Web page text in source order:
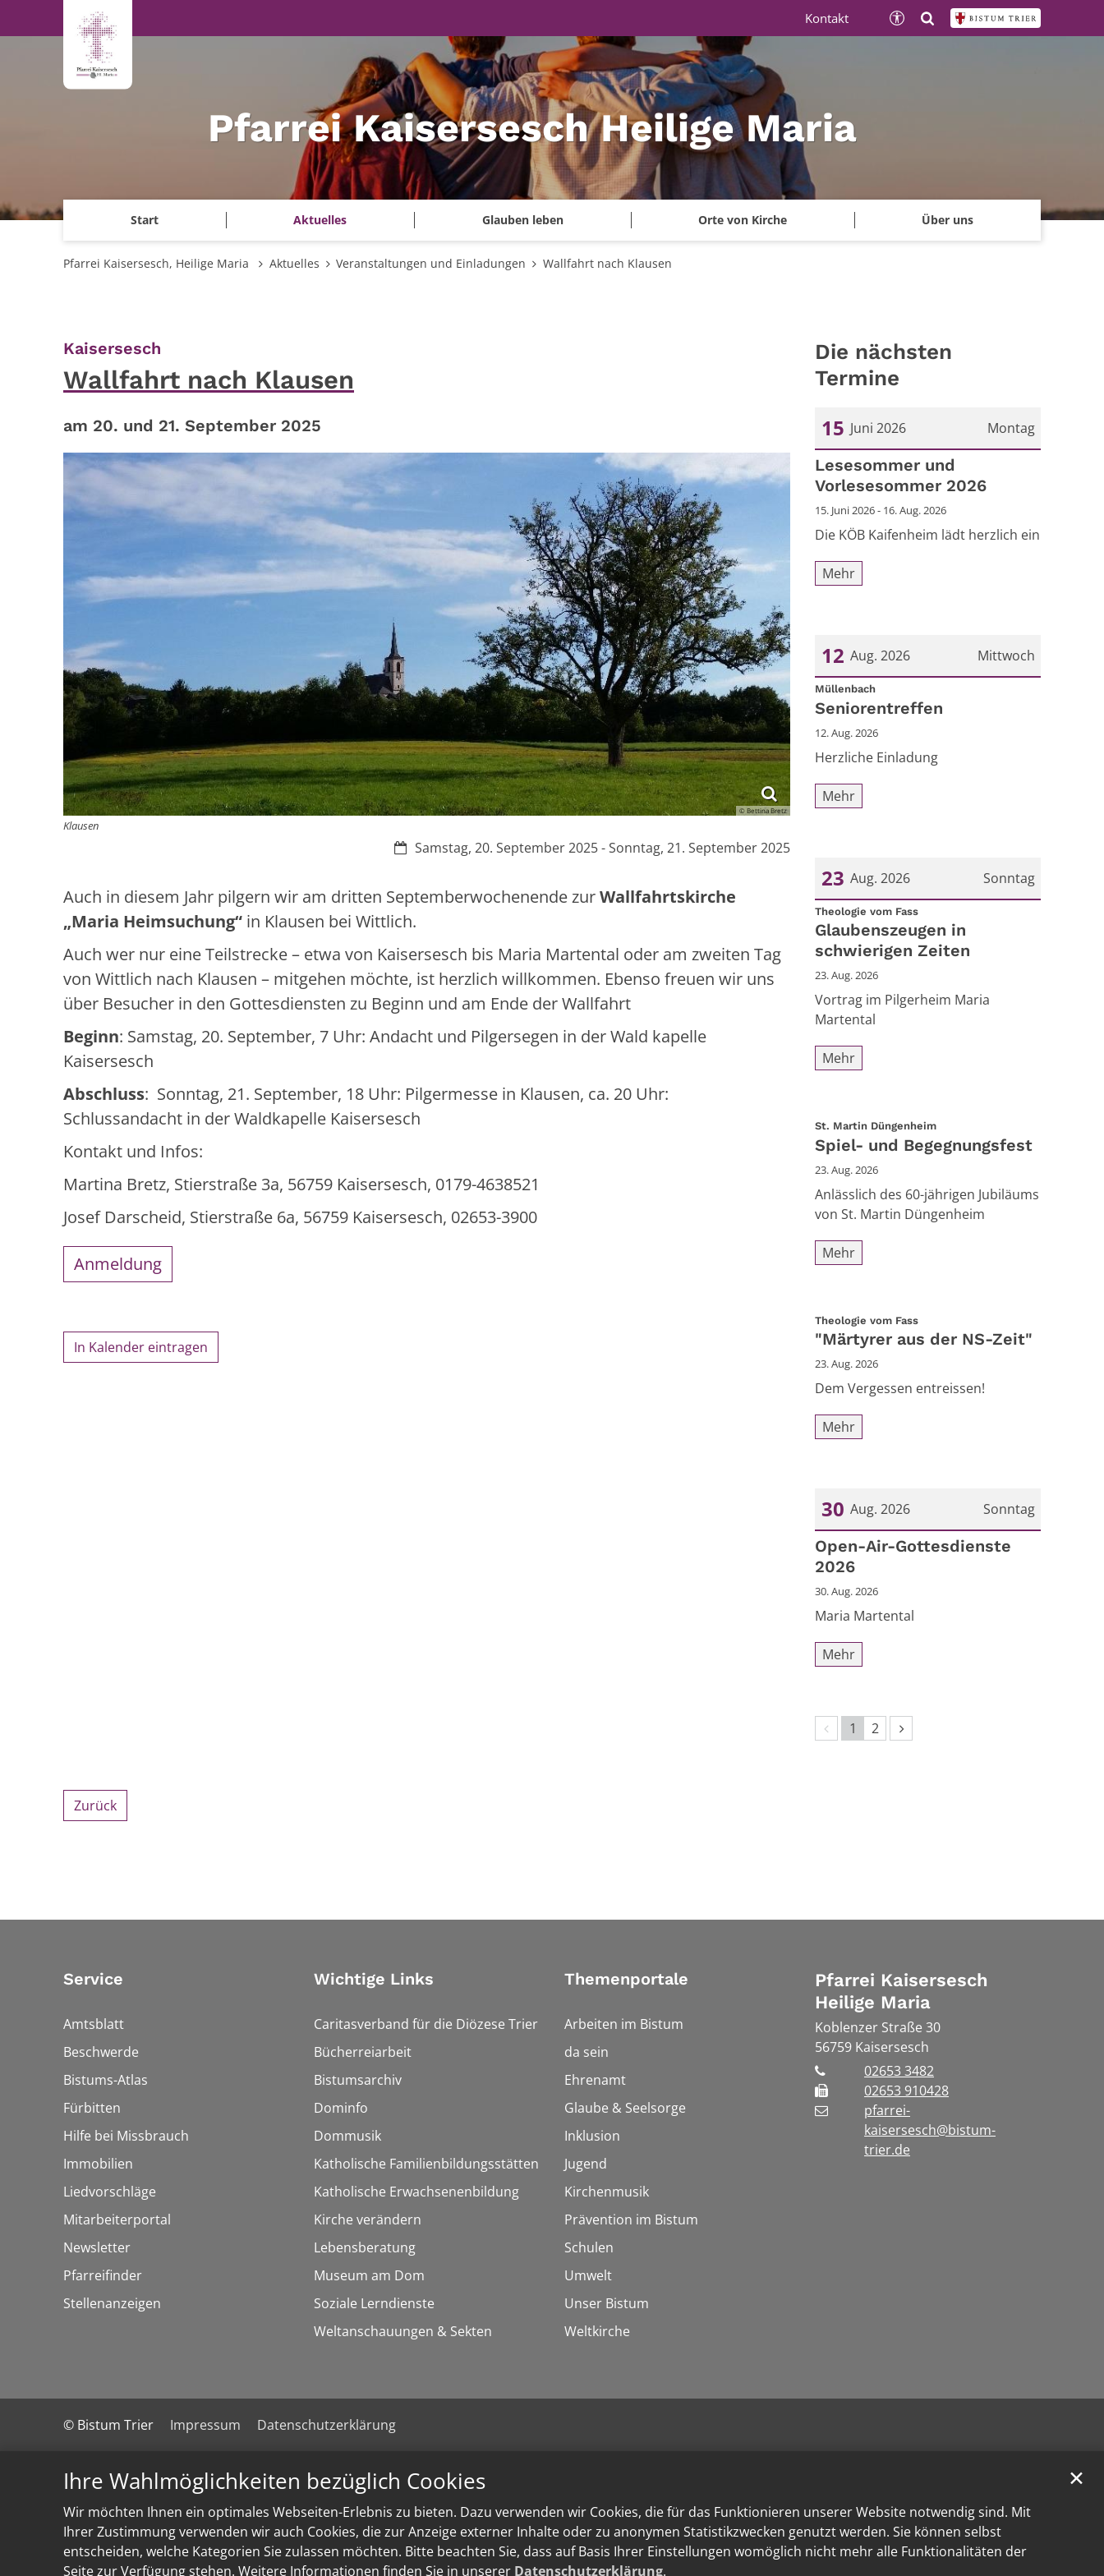
Ihre Wahlmöglichkeiten bezüglich Cookies
Wir möchten Ihnen ein optimales Webseiten-Erlebnis zu bieten. Dazu verwenden wir Cookies, die für das Funktionieren unserer Website notwendig sind. Mit
Ihrer Zustimmung verwenden wir auch Cookies, die zur Anzeige externer Inhalte oder zu anonymen Statistikzwecken genutzt werden. Sie können selbst
entscheiden, welche Kategorien Sie zulassen möchten. Bitte beachten Sie, dass auf Basis Ihrer Einstellungen womöglich nicht mehr alle Funktionalitäten der
Seite zur Verfügung stehen. Weitere Informationen finden Sie in unserer Datenschutzerklärung.
✕
Zum Inhalt springen
Pfarrei Kaisersesch Heilige Maria
Start Aktuelles Glauben leben Orte von Kirche Über uns
Kontakt
Pfarrei Kaisersesch, Heilige Maria Aktuelles Veranstaltungen und Einladungen Wallfahrt nach Klausen
Kaisersesch
Wallfahrt nach Klausen
am 20. und 21. September 2025
© Bettina Bretz
Klausen
Datum:
Samstag, 20. September 2025 - Sonntag, 21. September 2025
Auch in diesem Jahr pilgern wir am dritten Septemberwochenende zurWallfahrtskirche
„Maria Heimsuchung“ in Klausen bei Wittlich.
Auch wer nur eine Teilstrecke – etwa von Kaisersesch bis Maria Martental oder am zweiten Tag
von Wittlich nach Klausen – mitgehen möchte, ist herzlich willkommen. Ebenso freuen wir uns
über Besucher in den Gottesdiensten zu Beginn und am Ende der Wallfahrt
Beginn: Samstag, 20. September, 7 Uhr: Andacht und Pilgersegen in der Wald kapelle
Kaisersesch
Abschluss: Sonntag, 21. September, 18 Uhr: Pilgermesse in Klausen, ca. 20 Uhr:
Schlussandacht in der Waldkapelle Kaisersesch
Kontakt und Infos:
Martina Bretz, Stierstraße 3a, 56759 Kaisersesch, 0179-4638521
Josef Darscheid, Stierstraße 6a, 56759 Kaisersesch, 02653-3900
Anmeldung
In Kalender eintragen
Die nächsten
Termine
Montag
15 Juni 2026
Datum: 15. Juni 2026
Lesesommer und
Vorlesesommer 2026
15. Juni 2026 - 16. Aug. 2026
Die KÖB Kaifenheim lädt herzlich ein
Mehr
Mittwoch
12 Aug. 2026
Datum: 12. August 2026
Müllenbach:
Seniorentreffen
12. Aug. 2026
Herzliche Einladung
Mehr
Sonntag
23 Aug. 2026
Datum: 23. August 2026
Theologie vom Fass:
Glaubenszeugen in
schwierigen Zeiten
23. Aug. 2026
Vortrag im Pilgerheim Maria
Martental
Mehr
St. Martin Düngenheim:
Spiel- und Begegnungsfest
23. Aug. 2026
Anlässlich des 60-jährigen Jubiläums
von St. Martin Düngenheim
Mehr
Theologie vom Fass:
"Märtyrer aus der NS-Zeit"
23. Aug. 2026
Dem Vergessen entreissen!
Mehr
Sonntag
30 Aug. 2026
Datum: 30. August 2026
Open-Air-Gottesdienste
2026
30. Aug. 2026
Maria Martental
Mehr
Vorherige Seite
1 2 Nächste Seite
Zurück
Service
Amtsblatt
Beschwerde
Bistums-Atlas
Fürbitten
Hilfe bei Missbrauch
Immobilien
Liedvorschläge
Mitarbeiterportal
Newsletter
Pfarreifinder
Stellenanzeigen
Wichtige Links
Caritasverband für die Diözese Trier
Bücherreiarbeit
Bistumsarchiv
Dominfo
Dommusik
Katholische Familienbildungsstätten
Katholische Erwachsenenbildung
Kirche verändern
Lebensberatung
Museum am Dom
Soziale Lerndienste
Weltanschauungen & Sekten
Themenportale
Arbeiten im Bistum
da sein
Ehrenamt
Glaube & Seelsorge
Inklusion
Jugend
Kirchenmusik
Prävention im Bistum
Schulen
Umwelt
Unser Bistum
Weltkirche
Pfarrei Kaisersesch
Heilige Maria
Koblenzer Straße 30
56759 Kaisersesch
02653 3482
02653 910428
pfarrei-
kaisersesch@bistum-
trier.de
© Bistum Trier Impressum Datenschutzerklärung